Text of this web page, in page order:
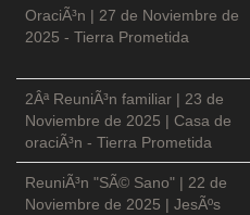
OraciÃ³n | 27 de Noviembre de
2025 - Tierra Prometida
2Âª ReuniÃ³n familiar | 23 de
Noviembre de 2025 | Casa de
oraciÃ³n - Tierra Prometida
ReuniÃ³n "SÃ© Sano" | 22 de
Noviembre de 2025 | JesÃºs